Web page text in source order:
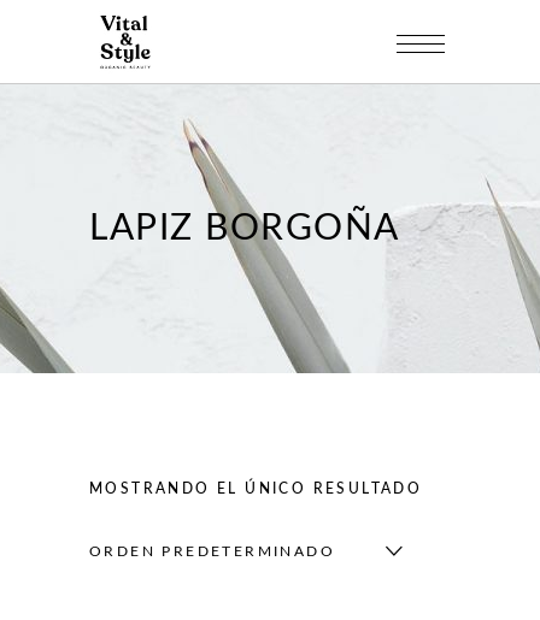
LAPIZ BORGOÑA
MOSTRANDO EL ÚNICO RESULTADO
ORDEN PREDETERMINADO